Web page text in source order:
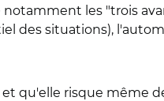
les "trois
des situations),
qu'elle risque même